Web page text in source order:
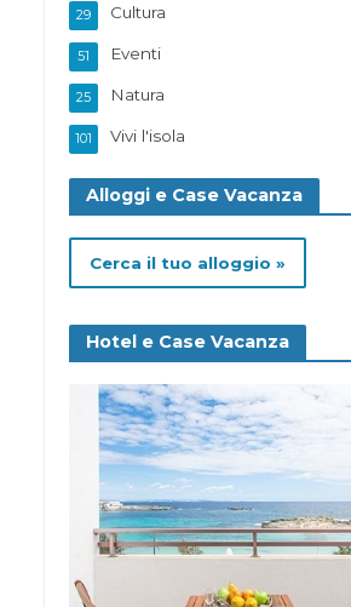
Cultura
29
Eventi
51
Natura
25
Vivi l'isola
101
Alloggi e Case Vacanza
Cerca il tuo alloggio »
Hotel e Case Vacanza